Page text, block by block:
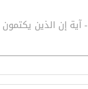
اقرأ وتدبر 810 - آية إن الذين